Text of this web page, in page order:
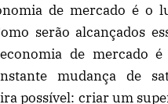
de mercado é o
serão alcançados
de mercado
mudança de
possível: criar um